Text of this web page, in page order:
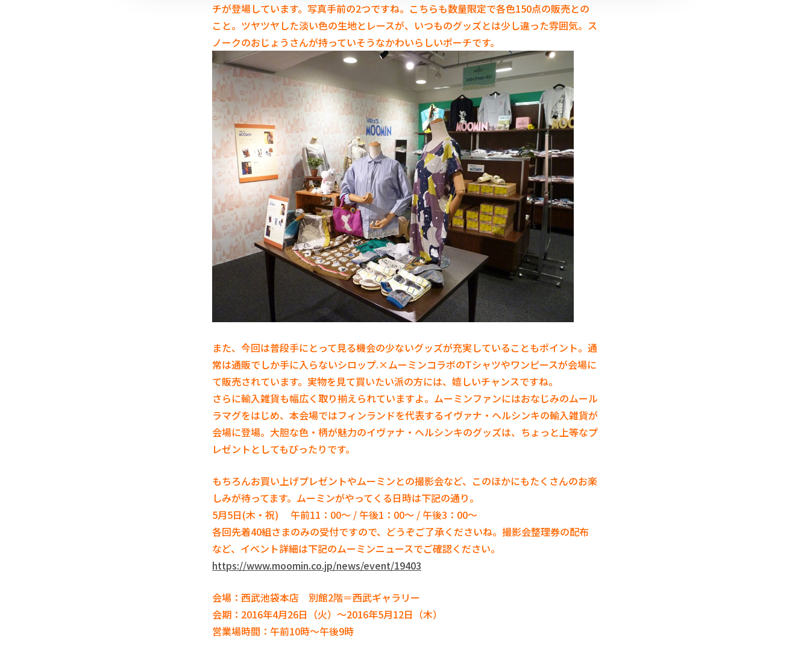
チが登場しています。写真手前の2つですね。こちらも数量限定で各色150点の販売との
こと。ツヤツヤした淡い色の生地とレースが、いつものグッズとは少し違った雰囲気。ス
ノークのおじょうさんが持っていそうなかわいらしいポーチです。
また、今回は普段手にとって見る機会の少ないグッズが充実していることもポイント。通
常は通販でしか手に入らないシロップ.×ムーミンコラボのTシャツやワンピースが会場に
て販売されています。実物を見て買いたい派の方には、嬉しいチャンスですね。
さらに輸入雑貨も幅広く取り揃えられていますよ。ムーミンファンにはおなじみのムール
ラマグをはじめ、本会場ではフィンランドを代表するイヴァナ・ヘルシンキの輸入雑貨が
会場に登場。大胆な色・柄が魅力のイヴァナ・ヘルシンキのグッズは、ちょっと上等なプ
レゼントとしてもぴったりです。
もちろんお買い上げプレゼントやムーミンとの撮影会など、このほかにもたくさんのお楽
しみが待ってます。ムーミンがやってくる日時は下記の通り。
5月5日(木・祝) 午前11 ： 00～ / 午後1 ： 00～ / 午後3 ： 00～
各回先着40組さまのみの受付ですので、どうぞご了承くださいね。撮影会整理券の配布
など、イベント詳細は下記のムーミンニュースでご確認ください。
https://www.moomin.co.jp/news/event/19403
会場：西武池袋本店 別館2階＝西武ギャラリー
会期： 2016年4月26日（火）～2016年5月12日（木）
営業場時間：午前10時～午後9時